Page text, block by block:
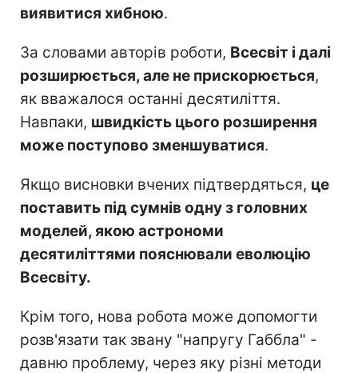
виявитися хибною.
За словами авторів роботи, Всесвіт і далі
розширюється, але не прискорюється,
як вважалося останні десятиліття.
Навпаки, швидкість цього розширення
може поступово зменшуватися.
Якщо висновки вчених підтвердяться, це
поставить під сумнів одну з головних
моделей, якою астрономи
десятиліттями пояснювали еволюцію
Всесвіту.
Крім того, нова робота може допомогти
розв'язати так звану "напругу Габбла" -
давню проблему, через яку різні методи